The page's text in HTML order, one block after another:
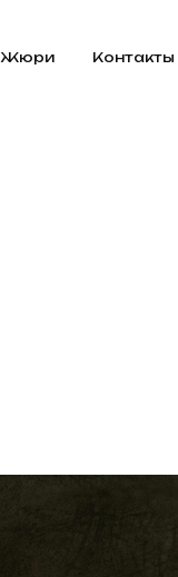
Жюри Контакты